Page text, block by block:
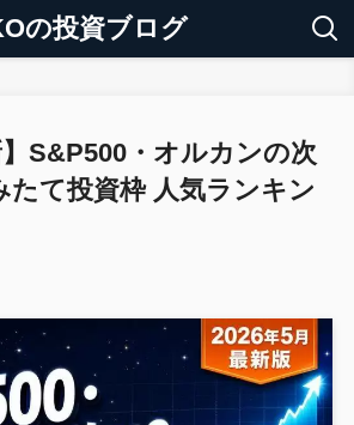
の投資ブログ
】S&P500・オルカンの次
たて投資枠 人気ランキン